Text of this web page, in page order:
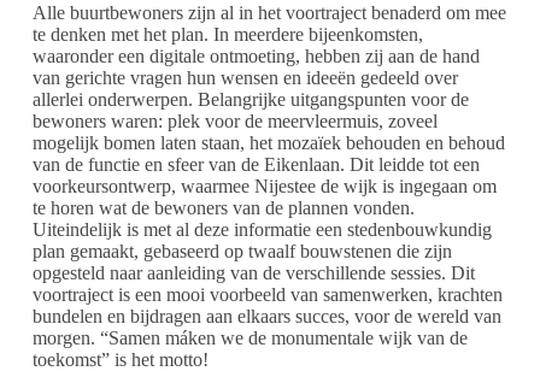
Alle buurtbewoners zijn al in het voortraject benaderd om mee
te denken met het plan. In meerdere bijeenkomsten,
waaronder een digitale ontmoeting, hebben zij aan de hand
van gerichte vragen hun wensen en ideeën gedeeld over
allerlei onderwerpen. Belangrijke uitgangspunten voor de
bewoners waren: plek voor de meervleermuis, zoveel
mogelijk bomen laten staan, het mozaïek behouden en behoud
van de functie en sfeer van de Eikenlaan. Dit leidde tot een
voorkeursontwerp, waarmee Nijestee de wijk is ingegaan om
te horen wat de bewoners van de plannen vonden.
Uiteindelijk is met al deze informatie een stedenbouwkundig
plan gemaakt, gebaseerd op twaalf bouwstenen die zijn
opgesteld naar aanleiding van de verschillende sessies. Dit
voortraject is een mooi voorbeeld van samenwerken, krachten
bundelen en bijdragen aan elkaars succes, voor de wereld van
morgen. “Samen máken we de monumentale wijk van de
toekomst” is het motto!